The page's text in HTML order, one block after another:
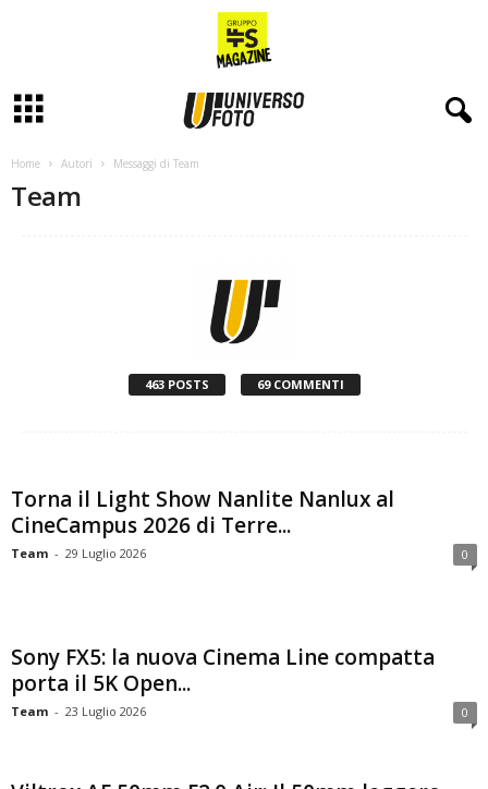
Home Autori Messaggi di Team
Team
463 POSTS 69 COMMENTI
Torna il Light Show Nanlite Nanlux al
CineCampus 2026 di Terre...
Team - 29 Luglio 2026 0
Sony FX5: la nuova Cinema Line compatta
porta il 5K Open...
Team - 23 Luglio 2026 0